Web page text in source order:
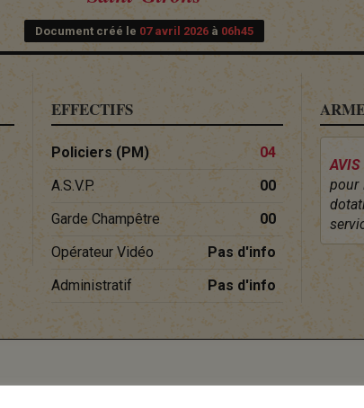
Document créé le 07 avril 2026à 06h45
EFFECTIFS
Policiers (PM)
04
A.S.V.P.
00
Garde Champêtre
00
Opérateur Vidéo
Pas d'info
Administratif
Pas d'info
AVIS
pour